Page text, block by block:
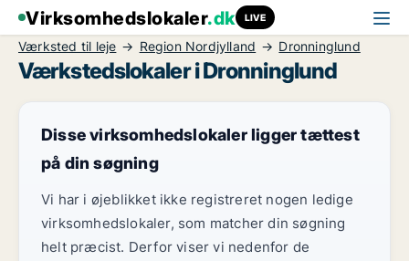
Virksomhedslokaler.dk LIVE
Værksted til leje Region Nordjylland Dronninglund
Værkstedslokaler i Dronninglund
Disse virksomhedslokaler ligger tættest
på din søgning
Vi har i øjeblikket ikke registreret nogen ledige
virksomhedslokaler, som matcher din søgning
helt præcist. Derfor viser vi nedenfor de